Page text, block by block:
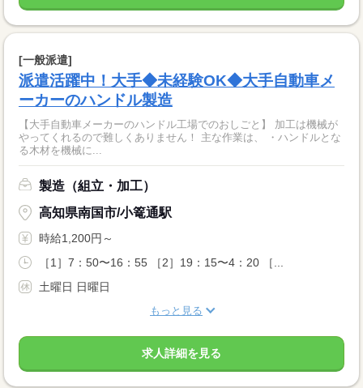
[一般派遣]
派遣活躍中！大手◆未経験OK◆大手自動車メ
ーカーのハンドル製造
【大手自動車メーカーのハンドル工場でのおしごと】 加工は機械が
やってくれるので難しくありません！ 主な作業は、 ・ハンドルとな
る木材を機械に...
製造（組立・加工）
高知県南国市/小篭通駅
時給1,200円～
［1］7：50〜16：55 ［2］19：15〜4：20 ［...
土曜日 日曜日
もっと見る
求人詳細を見る